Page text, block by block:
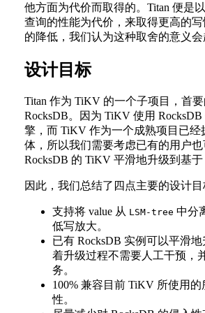
他方面为代价而取得的。Titan 便是
查询的性能为代价，来取得更高的
的降低，我们认为这种取舍的意义会
设计目标
Titan 作为 TiKV 的一个子项目，首
RocksDB。因为 TiKV 使用 RocksDB
擎，而 TiKV 作为一个成熟项目已经
体，所以我们需要考虑已有的用户
RocksDB 的 TiKV 平滑地升级到基于
因此，我们总结了四点主要的设计目
支持将 value 从 LSM-tree 中分
低写放大。
已有 RocksDB 实例可以平滑
着升级过程不需要人工干预，
务。
100% 兼容目前 TiKV 所使用的
性。